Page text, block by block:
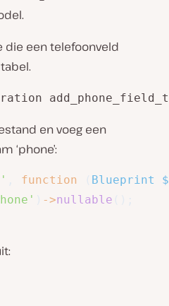
die een telefoonveld
tabel.
en voeg een
‘phone’:
function Blueprint
->nullable